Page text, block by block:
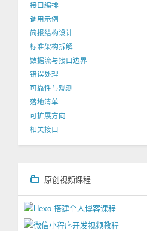
接口编排
调用示例
简报结构设计
标准架构拆解
数据流与接口边界
错误处理
可靠性与观测
落地清单
可扩展方向
相关接口
原创视频课程